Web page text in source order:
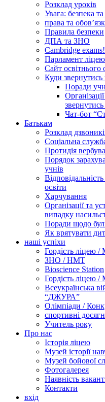
Розклад уроків
Увага: безпека
права та
Правила безпеки
ДПА та ЗНО
Cambridge exams!
Парламент
Сайт освітнього
Куди
Поради
Чат-бот
Батькам
Розклад
Соціальна
Протидія
Порядок
учнів
освіти
Харчування
Організації та
випадку
Поради щодо
Як врятувати
наші успіхи
Гордість ліцею /
ЗНО / НМТ
Bioscience Station
Гордість ліцею
Всеукраїнська
“ДЖУРА”
Олімпіади /
спортивні
Учитель року
Про нас
Історія ліцею
Музей історії
Музей бойової
Фотогалерея
Наявність
Контакти
вхід